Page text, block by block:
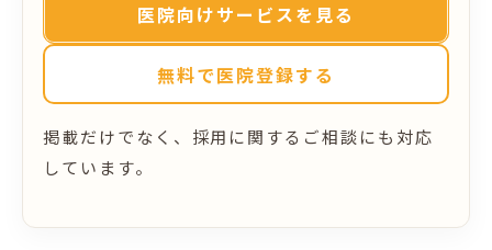
医院向けサービスを見る
無料で医院登録する
掲載だけでなく、採用に関するご相談にも対応
しています。